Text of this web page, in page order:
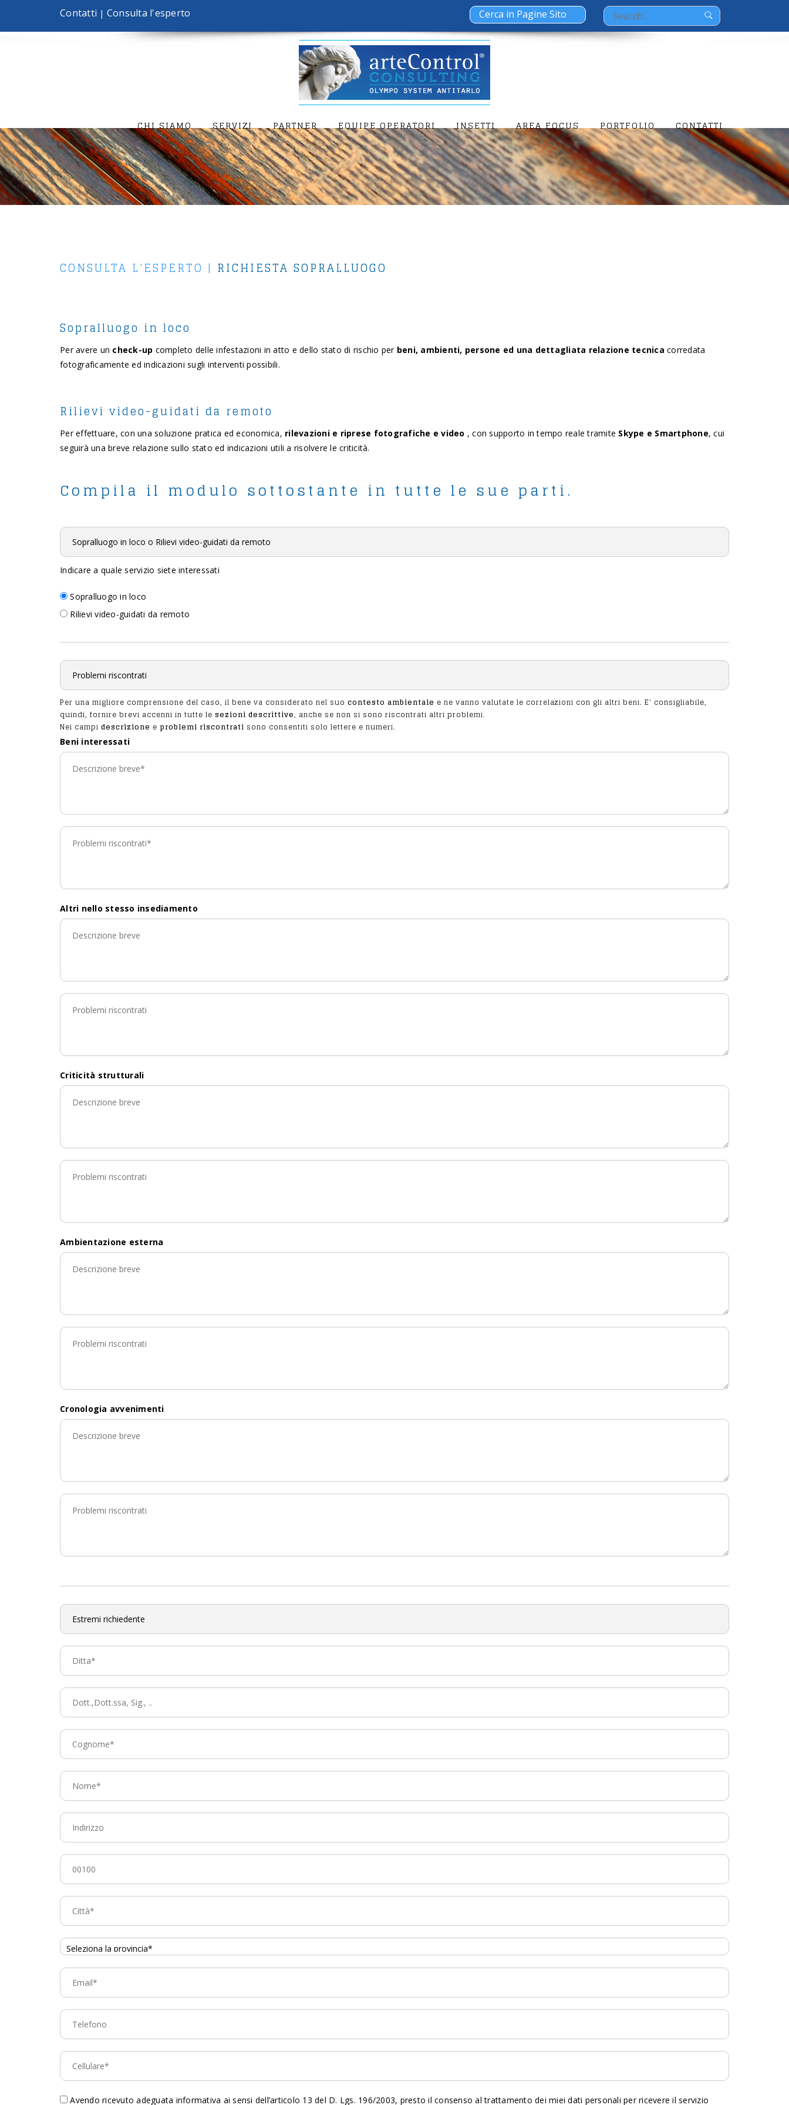
Contatti | Consulta l'esperto
Search
for:
CHI SIAMO SERVIZI PARTNER EQUIPE OPERATORI INSETTI AREA FOCUS PORTFOLIO CONTATTI
CONSULTA L'ESPERTO | RICHIESTA SOPRALLUOGO
Sopralluogo in loco
Per avere un check-up completo delle infestazioni in atto e dello stato di rischio per beni, ambienti, persone ed una dettagliata relazione tecnica corredata
fotograficamente ed indicazioni sugli interventi possibili.
Rilievi video-guidati da remoto
Per effettuare, con una soluzione pratica ed economica, rilevazioni e riprese fotografiche e video , con supporto in tempo reale tramite Skype e Smartphone, cui
seguirà una breve relazione sullo stato ed indicazioni utili a risolvere le criticità.
Compila il modulo sottostante in tutte le sue parti.
Indicare a quale servizio siete interessati
Sopralluogo in loco
Rilievi video-guidati da remoto
Per una migliore comprensione del caso, il bene va considerato nel suo contesto ambientale e ne vanno valutate le correlazioni con gli altri beni. E’ consigliabile,
quindi, fornire brevi accenni in tutte le sezioni descrittive, anche se non si sono riscontrati altri problemi.
Nei campi descrizione e problemi riscontrati sono consentiti solo lettere e numeri.
Beni interessati
Altri nello stesso insediamento
Criticità strutturali
Ambientazione esterna
Cronologia avvenimenti
Avendo ricevuto adeguata informativa ai sensi dell’articolo 13 del D. Lgs. 196/2003, presto il consenso al trattamento dei miei dati personali per ricevere il servizio